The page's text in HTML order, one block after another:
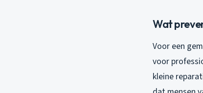
Wat
Voor een
voor
kleine